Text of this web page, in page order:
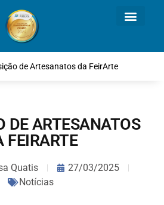
de Artesanatos da FeirArte
DE ARTESANATOS
FEIRARTE
Quatis
27/03/2025
Notícias